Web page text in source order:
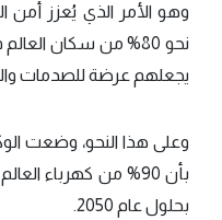
وهو الأمر الذي يُعزز أمن
نحو 80% من سكان
يجعلهم عرضة للصدمات
وعلى هذا النحو، وضعت
بأن 90% من كهرباء
بحلول عام 2050.